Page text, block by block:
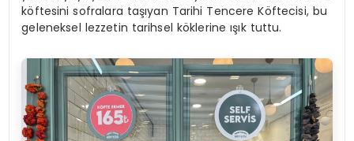
köftesini sofralara taşıyan Tarihi Tencere Köftecisi, bu
geleneksel lezzetin tarihsel köklerine ışık tuttu.